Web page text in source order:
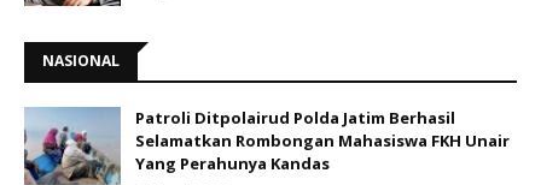
NASIONAL
Patroli Ditpolairud Polda Jatim Berhasil
Selamatkan Rombongan Mahasiswa FKH Unair
Yang Perahunya Kandas